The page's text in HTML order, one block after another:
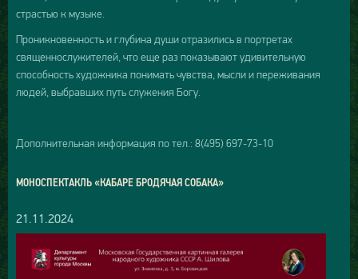
страстью к музыке.
Проникновенность и глубина души отразились в портретах
священнослужителей, что еще раз показывают удивительную
способность художника понимать чувства, мысли и переживания
людей, выбравших путь служения Богу.
Дополнительная информация по тел.: 8(495) 697-73-10
МОНОСПЕКТАКЛЬ «КАБАРЕ БРОДЯЧАЯ СОБАКА»
21.11.2024